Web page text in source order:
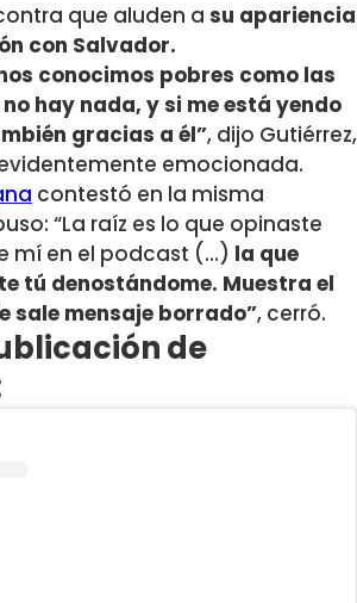
que aluden a su apariencia
con Salvador.
conocimos pobres como las
hay nada, y si me está yendo
gracias a él”, dijo Gutiérrez,
emocionada.
contestó en la misma
“La raíz es lo que opinaste
mí en el podcast (…) la que
tú denostándome. Muestra el
sale mensaje borrado”, cerró.
de